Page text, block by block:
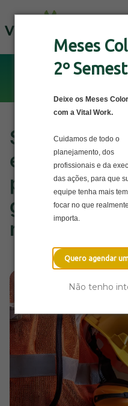
Meses
2º
Deixe os Meses
com a Vital Work.
Cuidamos de todo o
planejamento, dos
profissionais e da
das ações, para que
equipe tenha mais
focar no que realmente
importa.
Quero agendar
Não tenho
SIPAT 2026:
estruturar
prevenção
gera
resultados